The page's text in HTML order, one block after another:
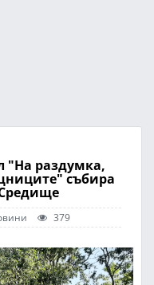
"На раздумка,
събира
379